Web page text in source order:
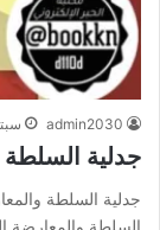
admin2030
جدلية
جدلية السلطة
السلطة والمعارضة